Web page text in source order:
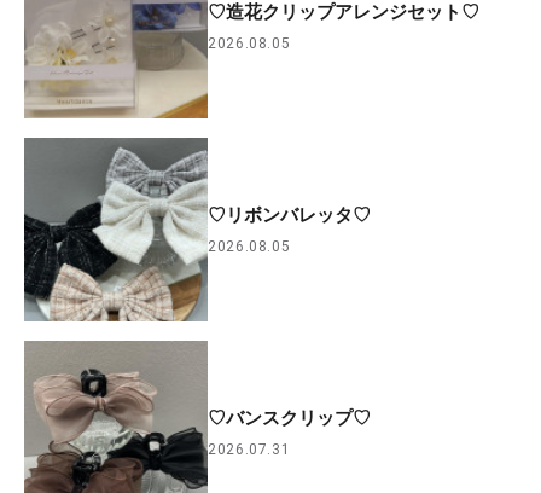
♡造花クリップアレンジセット♡
2026.08.05
♡リボンバレッタ♡
2026.08.05
♡バンスクリップ♡
2026.07.31